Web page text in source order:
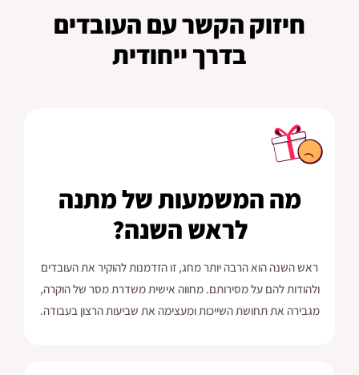
חיזוק הקשר עם העובדים
בדרך ייחודית
מה המשמעות של מתנה
לראש השנה?
ראש השנה הוא הרבה יותר מחג, זו הזדמנות להוקיר את העובדים
ולהודות להם על מסירותם. מחווה אישית משדרת מסר של הוקרה,
מגבירה את תחושת השייכות ומעצימה את שביעות הרצון בעבודה.